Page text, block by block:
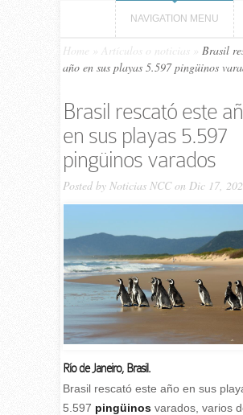
NAVIGATION MENU
Home Artículos o noticias
Brasil
año en sus playas 5.597 pingüinos
Brasil rescató este
en sus playas 5.597
pingüinos varados
Posted by Noticias NCCon Dic 17,
Río de Janeiro, Brasil.
Brasil rescató este año en sus
5.597 pingüinosvarados, varios